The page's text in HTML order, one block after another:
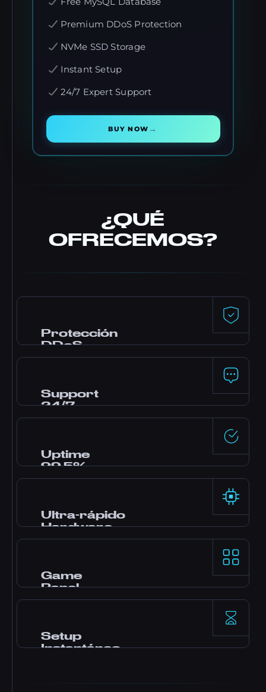
Premium DDoS Protection
NVMe SSD Storage
Instant Setup
24/7 Expert Support
BUY NOW →
¿QUÉ
OFRECEMOS?
Protección
DDoS
gaming. Tu server se mantiene online incluso
durante ataques.
Support
24/7
Discord y tickets. La mayoría de consultas se
responden en minutos.
Uptime
99.5%
fiabilidad garantizada por nuestro SLA.
Ultra-rápido
Hardware
en los game servers más exigentes.
Game
Panel
monitoreo en tiempo real.
Setup
Instantáneo